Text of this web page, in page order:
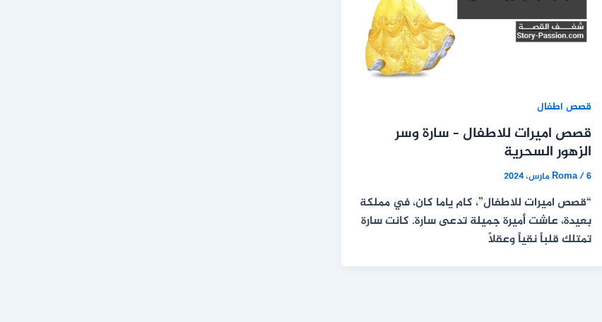
قصص اطفال
قصص اميرات للاطفال – سارة وسر
الزهور السحرية
Roma/6 مارس، 2024
“قصص اميرات للاطفال”، كام ياما كان، في مملكة
بعيدة، عاشت أميرة جميلة تدعى سارة. كانت سارة
تمتلك قلباً نقياً وعقلًا